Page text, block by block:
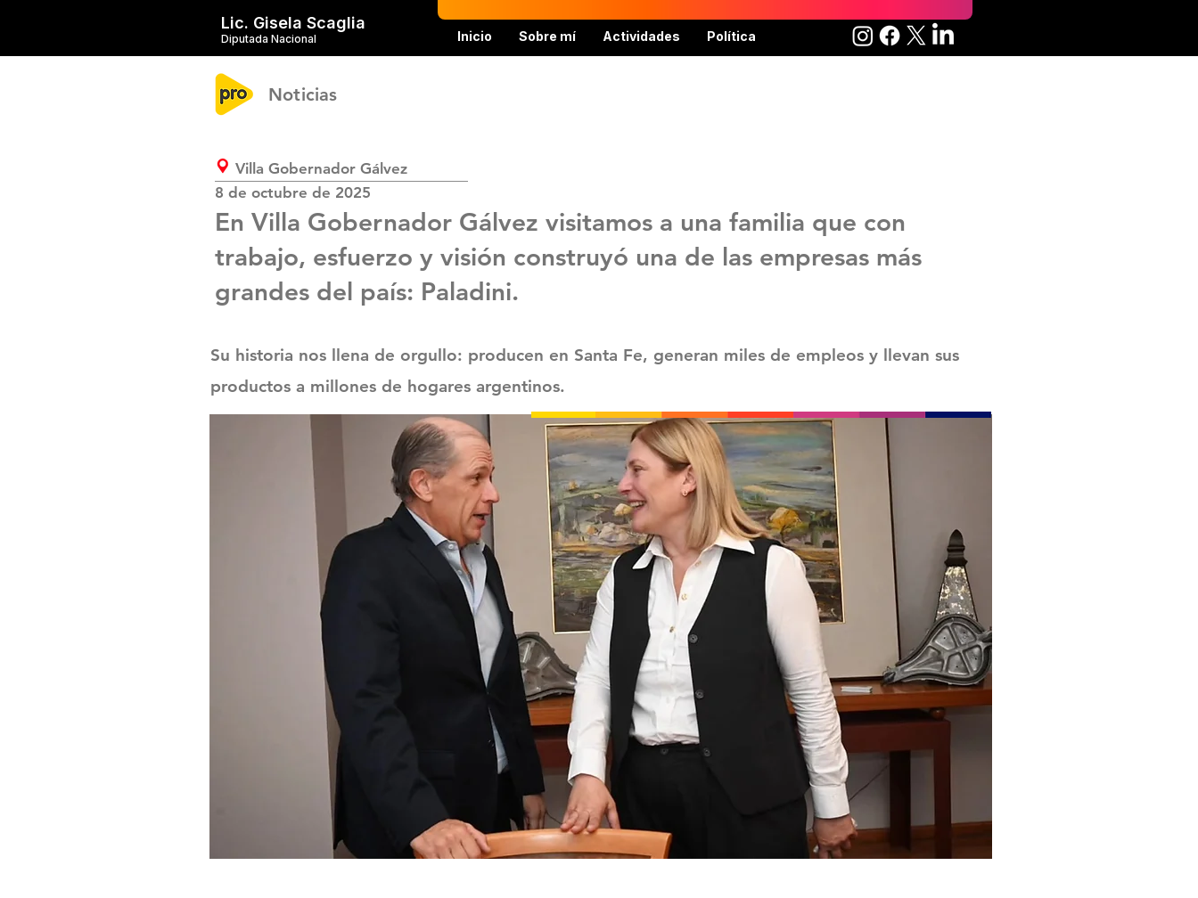
Diputada Nacional
Lic. Gisela Scaglia
Inicio Sobre mí Actividades Política
Noticias
Villa Gobernador Gálvez
8 de octubre de 2025
En Villa Gobernador Gálvez visitamos a una familia que con
trabajo, esfuerzo y visión construyó una de las empresas más
grandes del país: Paladini.
Su historia nos llena de orgullo: producen en Santa Fe, generan miles de empleos y llevan sus
productos a millones de hogares argentinos.